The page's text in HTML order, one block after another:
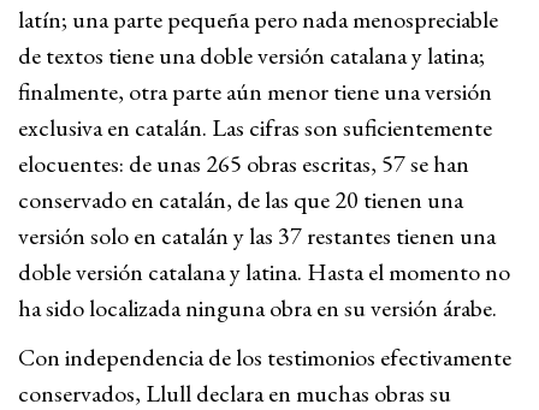
latín; una parte pequeña pero nada menospreciable
de textos tiene una doble versión catalana y latina;
finalmente, otra parte aún menor tiene una versión
exclusiva en catalán. Las cifras son suficientemente
elocuentes: de unas 265 obras escritas, 57 se han
conservado en catalán, de las que 20 tienen una
versión solo en catalán y las 37 restantes tienen una
doble versión catalana y latina. Hasta el momento no
ha sido localizada ninguna obra en su versión árabe.
Con independencia de los testimonios efectivamente
conservados, Llull declara en muchas obras su